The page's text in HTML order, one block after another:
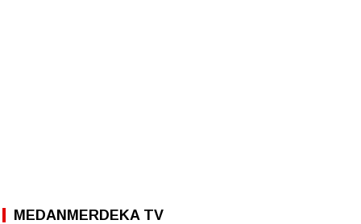
MEDANMERDEKA TV